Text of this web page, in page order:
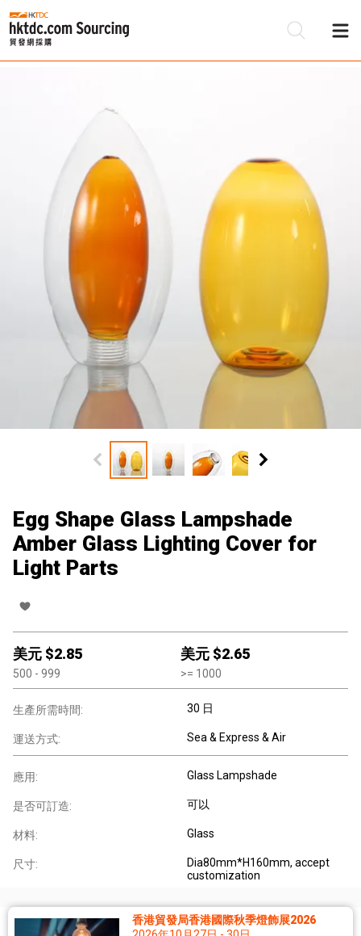
Egg Shape Glass Lampshade
Amber Glass Lighting Cover for
Light Parts
美元 $2.85
500 - 999
美元 $2.65
>= 1000
生產所需時間: 30 日
運送方式: Sea & Express & Air
應用: Glass Lampshade
是否可訂造: 可以
材料: Glass
尺寸:
Dia80mm*H160mm, accept
customization
香港貿發局香港國際秋季燈飾展2026